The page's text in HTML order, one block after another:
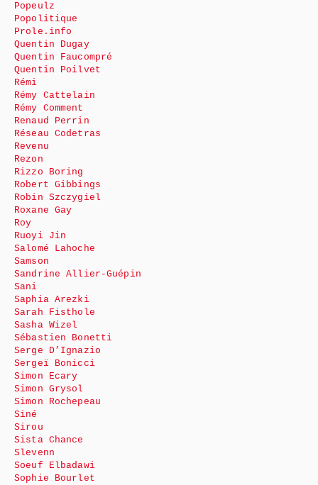
Popeulz
Popolitique
Prole.info
Quentin Dugay
Quentin Faucompré
Quentin Poilvet
Rémi
Rémy Cattelain
Rémy Comment
Renaud Perrin
Réseau Codetras
Revenu
Rezon
Rizzo Boring
Robert Gibbings
Robin Szczygiel
Roxane Gay
Roy
Ruoyi Jin
Salomé Lahoche
Samson
Sandrine Allier-Guépin
Sani
Saphia Arezki
Sarah Fisthole
Sasha Wizel
Sébastien Bonetti
Serge D’Ignazio
Sergeï Bonicci
Simon Ecary
Simon Grysol
Simon Rochepeau
Siné
Sirou
Sista Chance
Slevenn
Soeuf Elbadawi
Sophie Bourlet